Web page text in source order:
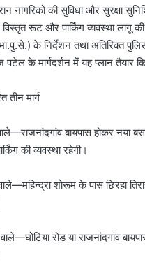
नागरिकों की सुविधा और सुरक्षा
रूट और पार्किंग व्यवस्था लागू
के निर्देशन तथा अतिरिक्त
के मार्गदर्शन में यह प्लान तैयार
तीन मार्ग
बायपास होकर नया
की व्यवस्था रहेगी।
शोरूम के पास छिरहा
रोड या राजनांदगांव